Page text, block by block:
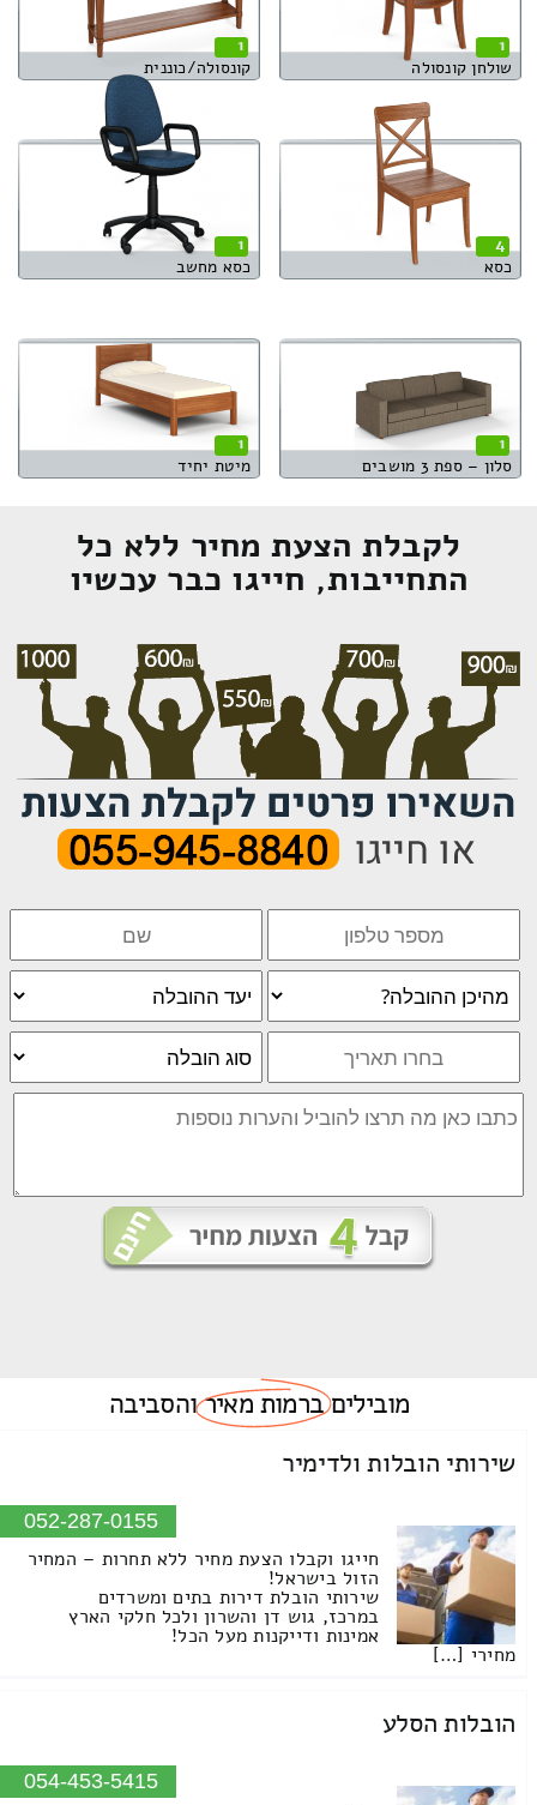
1
שולחן קונסולה
1
קונסולה/כוננית
4
כסא
1
כסא מחשב
1
סלון – ספת 3 מושבים
1
מיטת יחיד
לקבלת הצעת מחיר ללא כל
התחייבות, חייגו כבר עכשיו
מוביליםברמות מאירוהסביבה
שירותי הובלות ולדימיר
052-287-0155
חייגו וקבלו הצעת מחיר ללא תחרות – המחיר
הזול בישראל!
שירותי הובלת דירות בתים ומשרדים
במרכז, גוש דן והשרון ולכל חלקי הארץ
אמינות ודייקנות מעל הכל!
מחירי […]
הובלות הסלע
054-453-5415